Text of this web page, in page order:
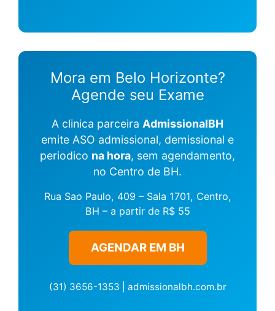
Mora em Belo Horizonte?
Agende seu Exame
A clinica parceira AdmissionalBH
emite ASO admissional, demissional e
periodico na hora, sem agendamento,
no Centro de BH.
Rua Sao Paulo, 409 – Sala 1701, Centro,
BH – a partir de R$ 55
AGENDAR EM BH
(31) 3656-1353 | admissionalbh.com.br